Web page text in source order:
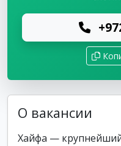
О вакансии
Хайфа —